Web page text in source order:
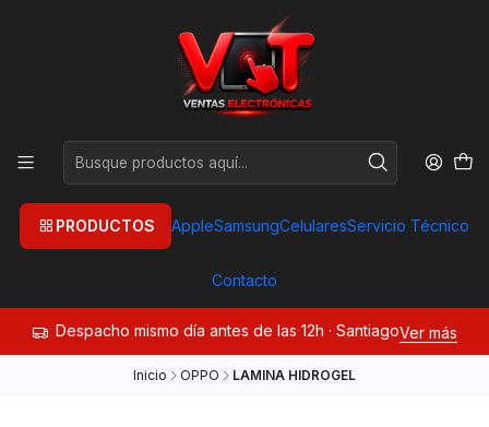
PRODUCTOS AppleSamsungCelularesServicio Técnico
Contacto
Despacho mismo día antes de las 12h · SantiagoVer más
Inicio OPPO LAMINA HIDROGEL